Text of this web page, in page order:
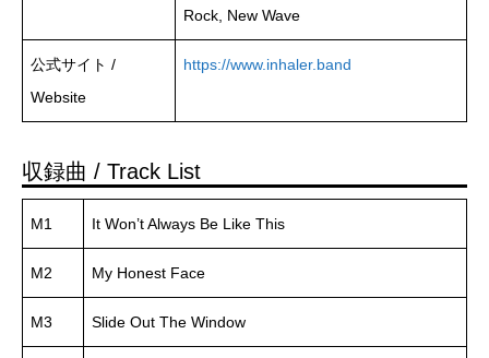
Rock, New Wave
公式サイト /
Website
https://www.inhaler.band
収録曲 / Track List
M1 It Won’t Always Be Like This
M2 My Honest Face
M3 Slide Out The Window